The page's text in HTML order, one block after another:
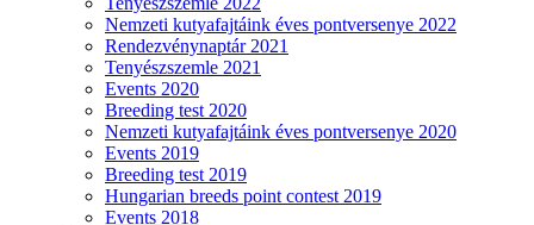
Nemzeti kutyafajtáink éves pontversenye 2022
Rendezvénynaptár 2021
Tenyészszemle 2021
Events 2020
Breeding test 2020
Nemzeti kutyafajtáink éves pontversenye 2020
Events 2019
Breeding test 2019
Hungarian breeds point contest 2019
Events 2018